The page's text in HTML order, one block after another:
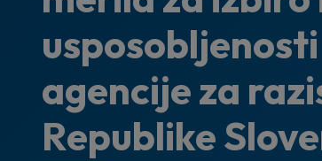
agencije za
Republike